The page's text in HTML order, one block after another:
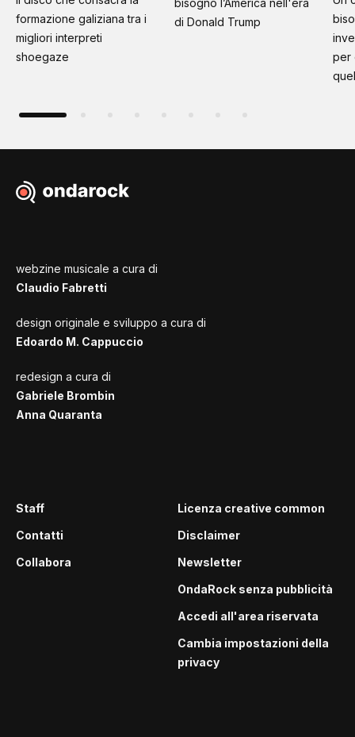
formazione galiziana tra i
migliori interpreti
shoegaze
bisogno l’America nell'era
di Donald Trump
per
webzine musicale a cura di
Claudio Fabretti
design originale e sviluppo a cura di
Edoardo M. Cappuccio
redesign a cura di
Gabriele Brombin
Anna Quaranta
Staff
Contatti
Collabora
Licenza creative common
Disclaimer
Newsletter
OndaRock senza pubblicità
Accedi all'area riservata
Cambia impostazioni della
privacy